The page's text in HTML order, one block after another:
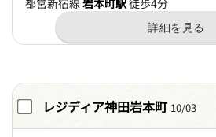
レジディア神田岩本町 10/03